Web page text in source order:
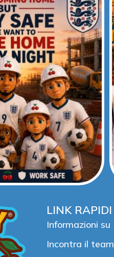
LINK RAPIDI
Informazioni su
Incontra il team